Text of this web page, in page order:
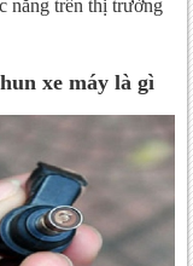
năng trên thị trường
xe máy là gì